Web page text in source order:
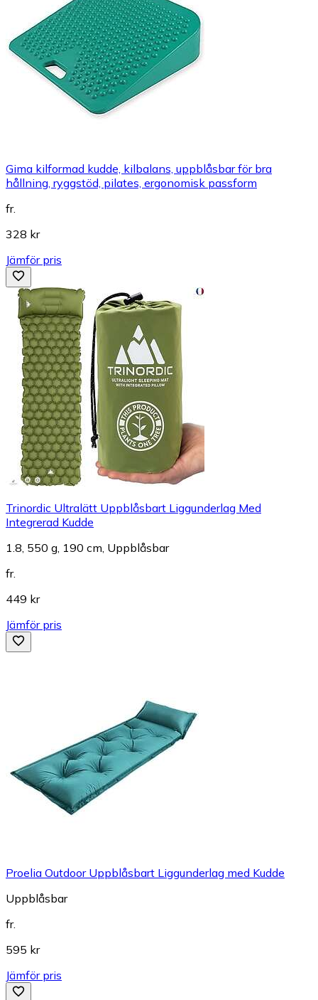
Gima kilformad kudde, kilbalans, uppblåsbar för bra
hållning, ryggstöd, pilates, ergonomisk passform
fr.
328 kr
Jämför pris
Trinordic Ultralätt Uppblåsbart Liggunderlag Med
Integrerad Kudde
1.8, 550 g, 190 cm, Uppblåsbar
fr.
449 kr
Jämför pris
Proelia Outdoor Uppblåsbart Liggunderlag med Kudde
Uppblåsbar
fr.
595 kr
Jämför pris